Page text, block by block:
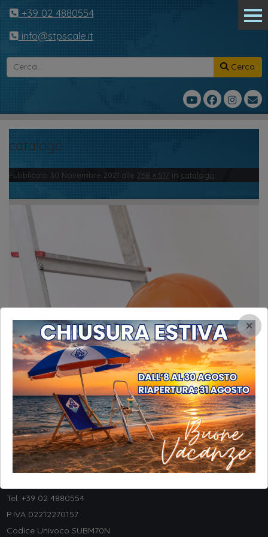
+39 02 4880554
info@stpscale.it
Cerca
catalogo
Pubblicato 30 Novembre 2021 alle 768 × 517 in catalogo
INFORMAZIONI
STP Srl
Via Galileo Galilei, 8
Tel. +39 02 4880554
P.IVA 02212270157
Codice Univoco SUBM70N
×